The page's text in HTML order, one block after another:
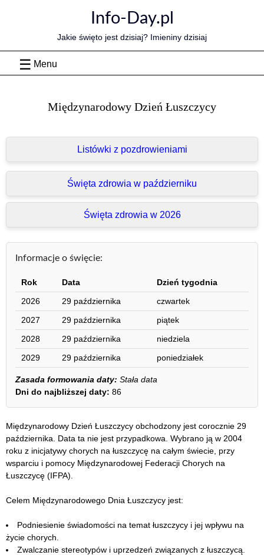
Info-Day.pl
Jakie święto jest dzisiaj? Imieniny dzisiaj
Menu
Międzynarodowy Dzień Łuszczycy
Listówki z pozdrowieniami
Święta zdrowia w październiku
Święta zdrowia w 2026
Informacje o święcie:
Rok Data
Dzień tygodnia
2026
29 października
czwartek
2027
29 października
piątek
2028
29 października
niedziela
2029
29 października poniedziałek
Zasada formowania daty: Stała data
Dni do najbliższej daty: 86
Międzynarodowy Dzień Łuszczycy obchodzony jest corocznie 29
października. Data ta nie jest przypadkowa. Wybrano ją w 2004
roku z inicjatywy chorych na łuszczycę na całym świecie, przy
wsparciu i pomocy Międzynarodowej Federacji Chorych na
Łuszczycę (IFPA).
Celem Międzynarodowego Dnia Łuszczycy jest:
Podniesienie świadomości na temat łuszczycy i jej wpływu na
życie chorych.
Zwalczanie stereotypów i uprzedzeń związanych z łuszczycą.